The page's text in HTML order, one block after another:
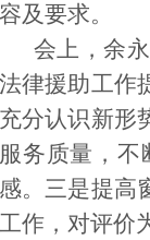
容及要求。
会上，余
法律援助工作
充分认识新形
服务质量，
感。三是提高
工作，对评价